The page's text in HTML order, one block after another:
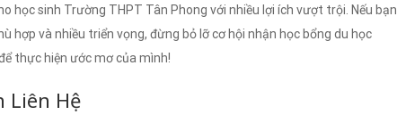
học sinh Trường THPT Tân Phong với nhiều lợi ích vượt trội. Nếu bạn
hợp và nhiều triển vọng, đừng bỏ lỡ cơ hội nhận học bổng du học
thực hiện ước mơ của mình!
Liên Hệ